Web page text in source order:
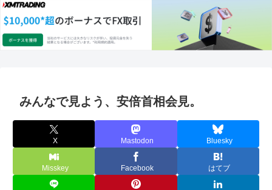
みんなで見よう、安倍首相会見。
X Mastodon Bluesky
Misskey Facebook はてブ